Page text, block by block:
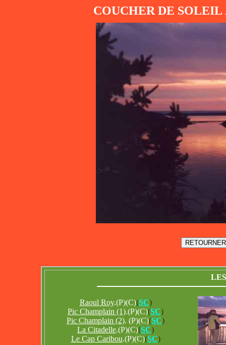
COUCHER DE
Raoul Roy.(P)(C)(SC)
Pic Champlain (1).(P)(C)(SC)
Pic Champlain (2). (P)(C)(SC)
La Citadelle.(P)(C)(SC)
Le Cap Caribou.(P)(C)(SC)